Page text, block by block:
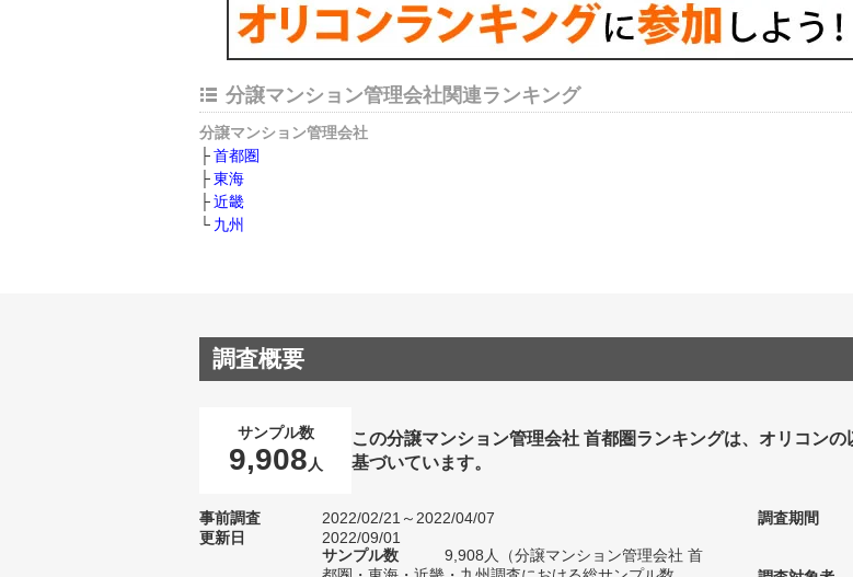
分譲マンション管理会社関連ランキング
分譲マンション管理会社
首都圏
東海
近畿
九州
調査概要
サンプル数
9,908 人
この分譲マンション管理会社 首都圏ランキングは、オリコンの
基づいています。
事前調査
2022/02/21～2022/04/07
更新日
2022/09/01
サンプル数
9,908人（分譲マンション管理会社 首
調査期間